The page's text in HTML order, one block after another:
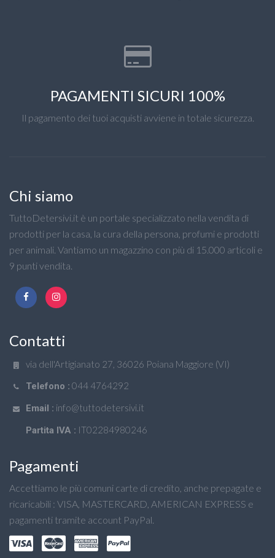
PAGAMENTI SICURI 100%
Il pagamento dei tuoi acquisti avviene in totale sicurezza.
Chi siamo
TuttoDetersivi.it è un portale specializzato nella vendita di
prodotti per la casa, la cura della persona, profumi e prodotti
per animali. Vantiamo un magazzino con più di 15.000 articoli e
9 punti vendita.
Contatti
via dell'Artigianato 27, 36026 Poiana Maggiore (VI)
Telefono : 044 4764292
Email : info@tuttodetersivi.it
Partita IVA : IT02284980246
Pagamenti
Accettiamo le più comuni carte di credito, anche prepagate e
ricaricabili : VISA, MASTERCARD, AMERICAN EXPRESS e
pagamenti tramite account PayPal.